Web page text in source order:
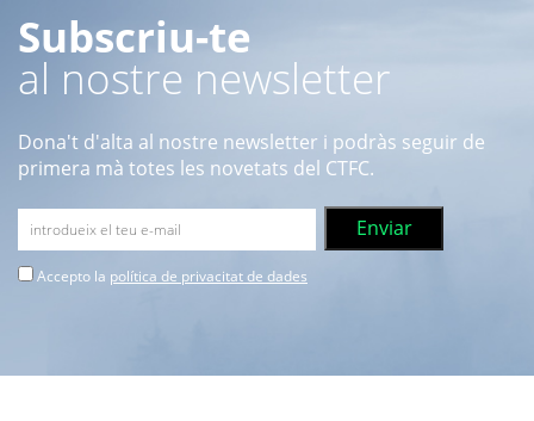
Subscriu-te
al nostre newsletter
Dona't d'alta al nostre newsletter i podràs seguir de
primera mà totes les novetats del CTFC.
Accepto la política de privacitat de dades